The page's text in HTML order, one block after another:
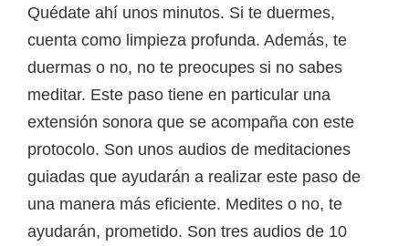
Quédate ahí unos minutos. Si te duermes,
cuenta como limpieza profunda. Además, te
duermas o no, no te preocupes si no sabes
meditar. Este paso tiene en particular una
extensión sonora que se acompaña con este
protocolo. Son unos audios de meditaciones
guiadas que ayudarán a realizar este paso de
una manera más eficiente. Medites o no, te
ayudarán, prometido. Son tres audios de 10